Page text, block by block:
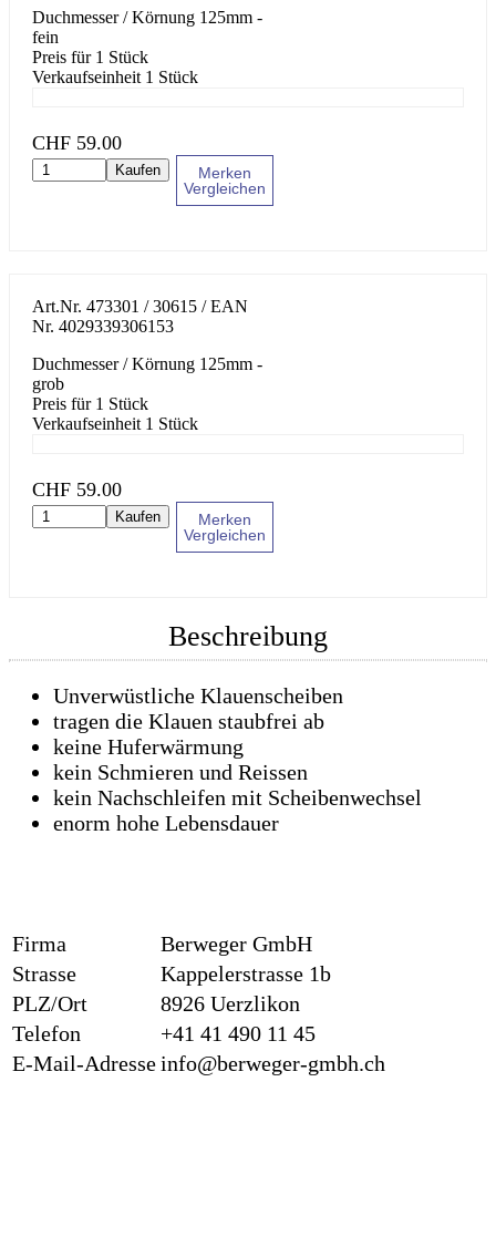
Duchmesser / Körnung 125mm -
fein
Preis für 1 Stück
Verkaufseinheit 1 Stück
CHF 59.00
Kaufen
Merken
Vergleichen
Art.Nr. 473301 / 30615 / EAN
Nr. 4029339306153
Duchmesser / Körnung 125mm -
grob
Preis für 1 Stück
Verkaufseinheit 1 Stück
CHF 59.00
Kaufen
Merken
Vergleichen
Beschreibung
Unverwüstliche Klauenscheiben
tragen die Klauen staubfrei ab
keine Huferwärmung
kein Schmieren und Reissen
kein Nachschleifen mit Scheibenwechsel
enorm hohe Lebensdauer
Firma
Berweger GmbH
Strasse
Kappelerstrasse 1b
PLZ/Ort
8926 Uerzlikon
Telefon
+41 41 490 11 45
E-Mail-Adresseinfo@berweger-gmbh.ch